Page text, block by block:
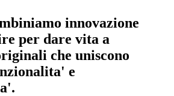
innovazione
per dare vita a
che uniscono
e